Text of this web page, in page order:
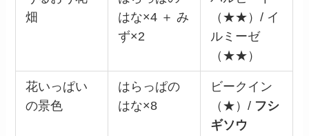
畑
はな×4 ＋ み
ず×2
（★★）/ イ
ルミーゼ
（★★）
花いっぱい
の景色
はらっぱの
はな×8
ビークイン
（★）/ フシ
ギソウ